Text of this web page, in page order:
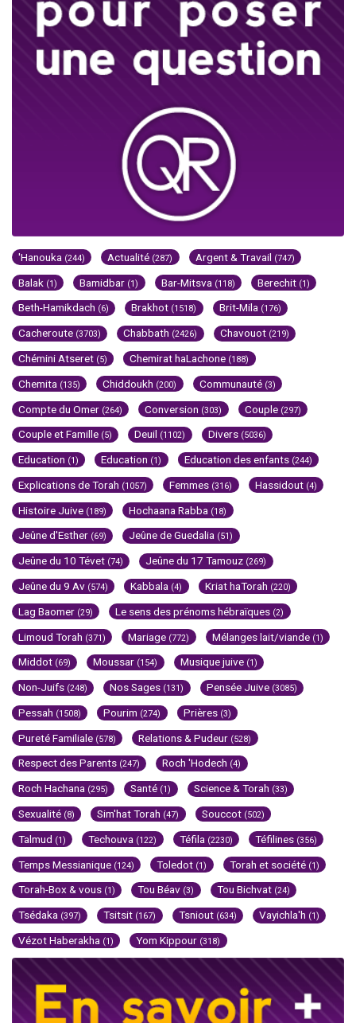
'Hanouka (244) Actualité (287) Argent & Travail (747)
Balak (1) Bamidbar (1) Bar-Mitsva (118) Berechit (1)
Beth-Hamikdach (6) Brakhot (1518) Brit-Mila (176)
Cacheroute (3703) Chabbath (2426) Chavouot (219)
Chémini Atseret (5) Chemirat haLachone (188)
Chemita (135) Chiddoukh (200) Communauté (3)
Compte du Omer (264) Conversion (303) Couple (297)
Couple et Famille (5) Deuil (1102) Divers (5036)
Education (1) Education (1) Education des enfants (244)
Explications de Torah (1057) Femmes (316) Hassidout (4)
Histoire Juive (189) Hochaana Rabba (18)
Jeûne d'Esther (69) Jeûne de Guedalia (51)
Jeûne du 10 Tévet (74) Jeûne du 17 Tamouz (269)
Jeûne du 9 Av (574) Kabbala (4) Kriat haTorah (220)
Lag Baomer (29) Le sens des prénoms hébraïques (2)
Limoud Torah (371) Mariage (772) Mélanges lait/viande (1)
Middot (69) Moussar (154) Musique juive (1)
Non-Juifs (248) Nos Sages (131) Pensée Juive (3085)
Pessah (1508) Pourim (274) Prières (3)
Pureté Familiale (578) Relations & Pudeur (528)
Respect des Parents (247) Roch 'Hodech (4)
Roch Hachana (295) Santé (1) Science & Torah (33)
Sexualité (8) Sim'hat Torah (47) Souccot (502)
Talmud (1) Techouva (122) Téfila (2230) Téfilines (356)
Temps Messianique (124) Toledot (1) Torah et société (1)
Torah-Box & vous (1) Tou Béav (3) Tou Bichvat (24)
Tsédaka (397) Tsitsit (167) Tsniout (634) Vayichla'h (1)
Vézot Haberakha (1) Yom Kippour (318)